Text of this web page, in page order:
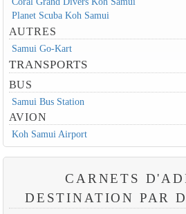
Planet Scuba Koh Samui
AUTRES
Samui Go-Kart
TRANSPORTS
BUS
Samui Bus Station
AVION
Koh Samui Airport
CARNETS
DESTINATION PAR